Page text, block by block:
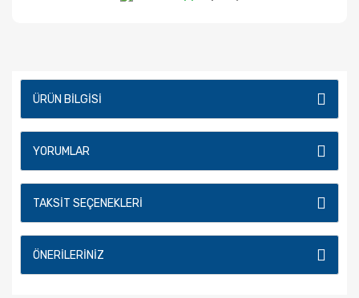
ÜRÜN BILGISI
YORUMLAR
TAKSIT SEÇENEKLERI
ÖNERILERINIZ